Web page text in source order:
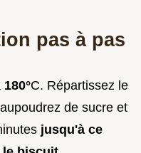
pas à pas
180°C. Répartissez le
de sucre et
jusqu'à ce